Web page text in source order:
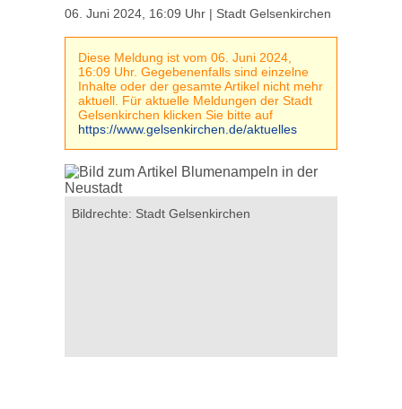
06. Juni 2024, 16:09 Uhr | Stadt Gelsenkirchen
Diese Meldung ist vom 06. Juni 2024,
16:09 Uhr. Gegebenenfalls sind einzelne
Inhalte oder der gesamte Artikel nicht mehr
aktuell. Für aktuelle Meldungen der Stadt
Gelsenkirchen klicken Sie bitte auf
https://www.gelsenkirchen.de/aktuelles
Bildrechte: Stadt Gelsenkirchen